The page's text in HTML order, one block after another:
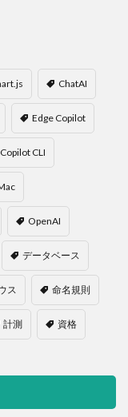
ChatAI
Edge Copilot
CLI
OpenAI
データベース
ス 命名規則
計測 資格